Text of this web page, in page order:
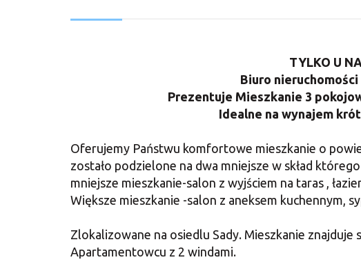
TYLKO U
Biuro nieruchomości
Prezentuje Mieszkanie 3
Idealne na wynajem
Oferujemy Państwu komfortowe mieszkanie o
zostało podzielone na dwa mniejsze w skład
mniejsze mieszkanie-salon z wyjściem na taras ,
Większe mieszkanie -salon z aneksem kuchennym,
Zlokalizowane na osiedlu Sady. Mieszkanie znajduje
Apartamentowcu z 2 windami.